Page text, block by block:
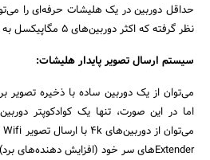
نظر گرفته که اکثر دوربین‌های ۵ مگاپیکسل به بالا این استاندارد را دارا هستند.
سیستم ارسال تصویر پایدار هلیشات:‌
می‌توان از یک دوربین ساده با ذخیره تصویر
اما در این صورت، تنها یک کوادکوپتر
Extender‌های سر خود (‌افزایش دهنده‌های برد)‌ استفاده کرد.